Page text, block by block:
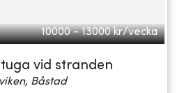
10000 - 13000 kr/vecka
vid stranden
Båstad